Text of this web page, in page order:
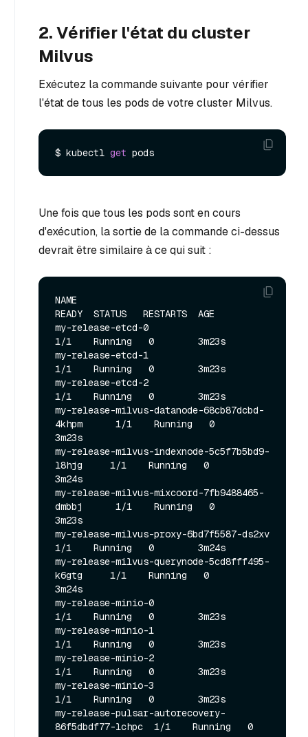
2. Vérifier l'état du cluster
Milvus
Exécutez la commande suivante pour vérifier
l'état de tous les pods de votre cluster Milvus.
$ kubectl get
Une fois que tous les pods sont en cours
d'exécution, la sortie de la commande ci-dessus
devrait être similaire à ce qui suit :
NAME
READY  STATUS   RESTARTS  AGE
my-release-etcd-0
1/1    Running   0        3m23s
my-release-etcd-1
1/1    Running   0        3m23s
my-release-etcd-2
1/1    Running   0        3m23s
my-release-milvus-datanode-68cb87dcbd-
4khpm      1/1    Running   0
3m23s
my-release-milvus-indexnode-5c5f7b5bd9-
l8hjg     1/1    Running   0
3m24s
my-release-milvus-mixcoord-7fb9488465-
dmbbj      1/1    Running   0
3m23s
my-release-milvus-proxy-6bd7f5587-ds2xv
1/1    Running   0        3m24s
my-release-milvus-querynode-5cd8fff495-
k6gtg     1/1    Running   0
3m24s
my-release-minio-0
1/1    Running   0        3m23s
my-release-minio-1
1/1    Running   0        3m23s
my-release-minio-2
1/1    Running   0        3m23s
my-release-minio-3
1/1    Running   0        3m23s
my-release-pulsar-autorecovery-
86f5dbdf77-lchpc  1/1    Running   0